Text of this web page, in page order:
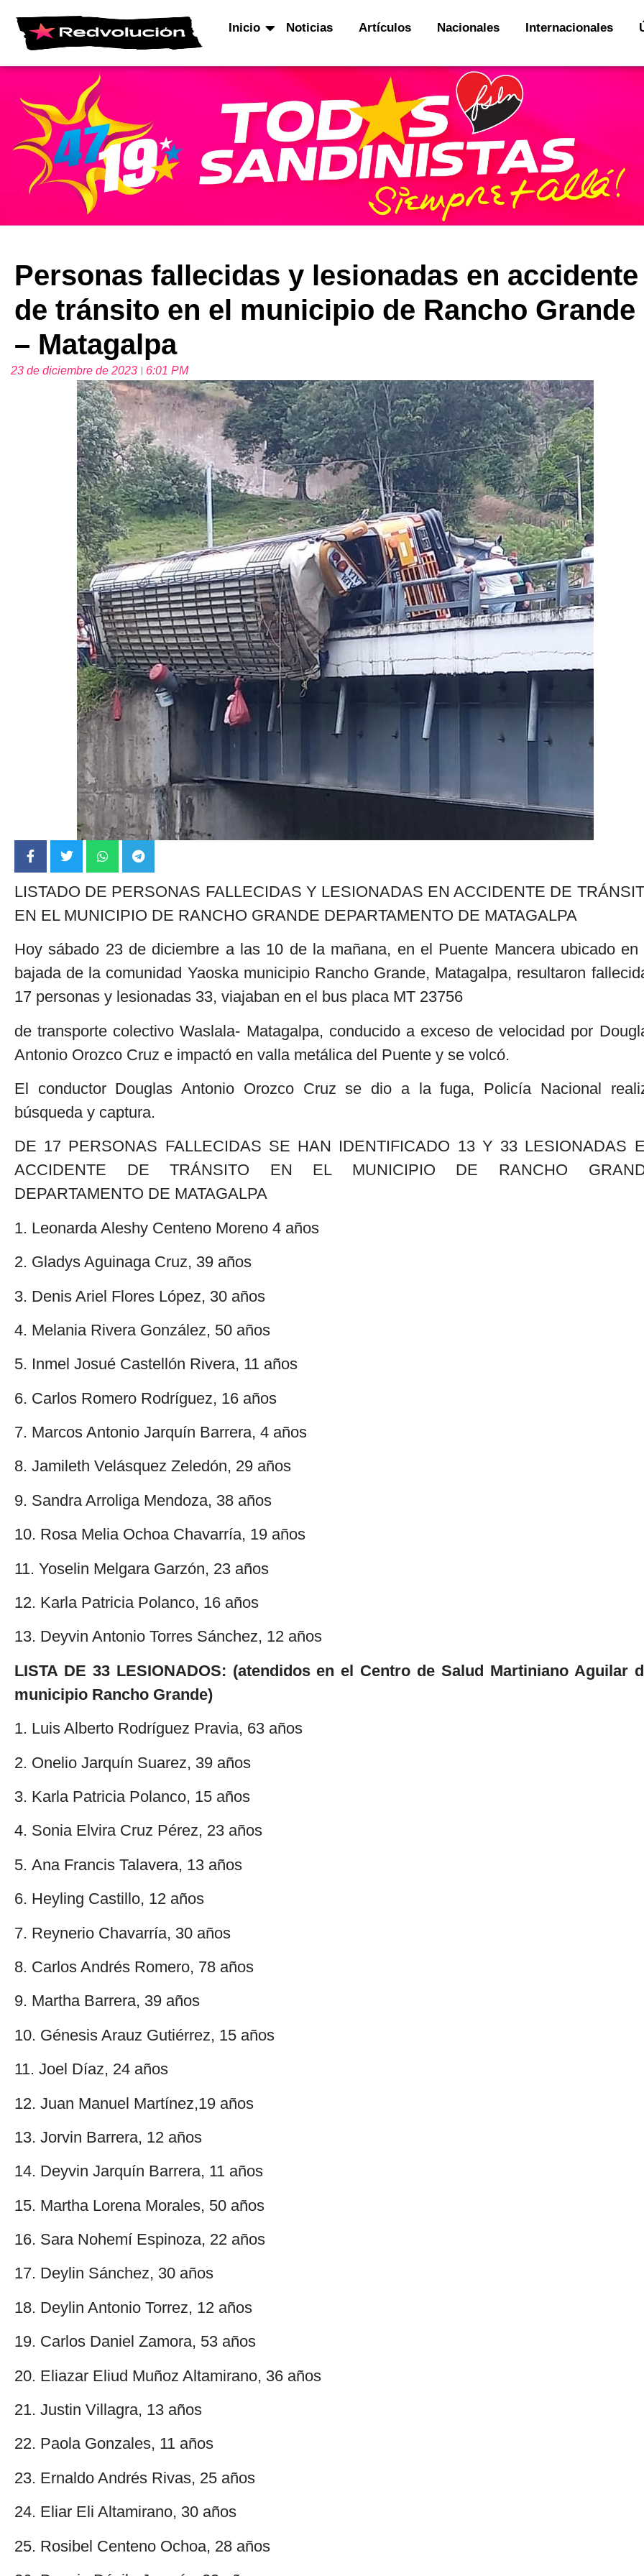
Inicio Noticias Artículos Nacionales Internacionales
Personas fallecidas y lesionadas en accidente
de tránsito en el municipio de Rancho Grande
– Matagalpa
23 de diciembre de 2023 6:01 PM
LISTADO DE PERSONAS FALLECIDAS Y LESIONADAS EN ACCIDENTE DE
EN EL MUNICIPIO DE RANCHO GRANDE DEPARTAMENTO DE MATAGALPA
Hoy sábado 23 de diciembre a las 10 de la mañana, en el Puente Mancera ubicado en
bajada de la comunidad Yaoska municipio Rancho Grande, Matagalpa, resultaron
17 personas y lesionadas 33, viajaban en el bus placa MT 23756
de transporte colectivo Waslala- Matagalpa, conducido a exceso de velocidad por
Antonio Orozco Cruz e impactó en valla metálica del Puente y se volcó.
El conductor Douglas Antonio Orozco Cruz se dio a la fuga, Policía Nacional
búsqueda y captura.
DE 17 PERSONAS FALLECIDAS SE HAN IDENTIFICADO 13 Y 33 LESIONADAS
ACCIDENTE DE TRÁNSITO EN EL MUNICIPIO DE RANCHO
DEPARTAMENTO DE MATAGALPA
1. Leonarda Aleshy Centeno Moreno 4 años
2. Gladys Aguinaga Cruz, 39 años
3. Denis Ariel Flores López, 30 años
4. Melania Rivera González, 50 años
5. Inmel Josué Castellón Rivera, 11 años
6. Carlos Romero Rodríguez, 16 años
7. Marcos Antonio Jarquín Barrera, 4 años
8. Jamileth Velásquez Zeledón, 29 años
9. Sandra Arroliga Mendoza, 38 años
10. Rosa Melia Ochoa Chavarría, 19 años
11. Yoselin Melgara Garzón, 23 años
12. Karla Patricia Polanco, 16 años
13. Deyvin Antonio Torres Sánchez, 12 años
LISTA DE 33 LESIONADOS: (atendidos en el Centro de Salud Martiniano Aguilar
municipio Rancho Grande)
1. Luis Alberto Rodríguez Pravia, 63 años
2. Onelio Jarquín Suarez, 39 años
3. Karla Patricia Polanco, 15 años
4. Sonia Elvira Cruz Pérez, 23 años
5. Ana Francis Talavera, 13 años
6. Heyling Castillo, 12 años
7. Reynerio Chavarría, 30 años
8. Carlos Andrés Romero, 78 años
9. Martha Barrera, 39 años
10. Génesis Arauz Gutiérrez, 15 años
11. Joel Díaz, 24 años
12. Juan Manuel Martínez,19 años
13. Jorvin Barrera, 12 años
14. Deyvin Jarquín Barrera, 11 años
15. Martha Lorena Morales, 50 años
16. Sara Nohemí Espinoza, 22 años
17. Deylin Sánchez, 30 años
18. Deylin Antonio Torrez, 12 años
19. Carlos Daniel Zamora, 53 años
20. Eliazar Eliud Muñoz Altamirano, 36 años
21. Justin Villagra, 13 años
22. Paola Gonzales, 11 años
23. Ernaldo Andrés Rivas, 25 años
24. Eliar Eli Altamirano, 30 años
25. Rosibel Centeno Ochoa, 28 años